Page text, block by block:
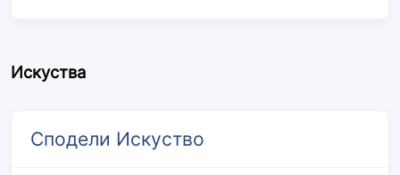
Искуства
Сподели Искуство